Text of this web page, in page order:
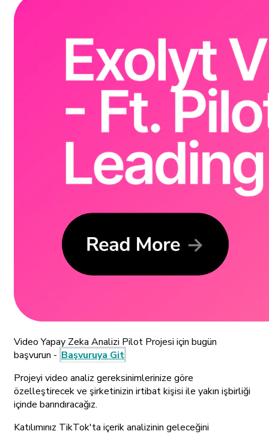
Video Yapay Zeka Analizi Pilot Projesi için bugün
başvurun - Başvuruya Git
Projeyi video analiz gereksinimlerinize göre
özelleştirecek ve şirketinizin irtibat kişisi ile yakın işbirliği
içinde barındıracağız.
Katılımınız TikTok'ta içerik analizinin geleceğini